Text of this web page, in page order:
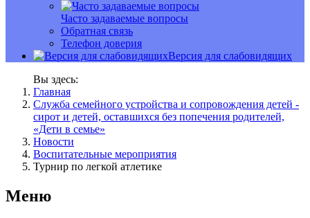
Часто задаваемые вопросы
Обратная связь
Телефон доверия
Версия для слабовидящих
Вы здесь:
Главная
Служба семейного устройства и сопровождения детей -
сирот и детей, оставшихся без попечения родителей,
«Дети в семье»
Новости
Воспитательные мероприятия
Турнир по легкой атлетике
Меню